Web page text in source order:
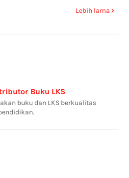
Lebih lama
Buku LKS
buku dan LKS berkualitas